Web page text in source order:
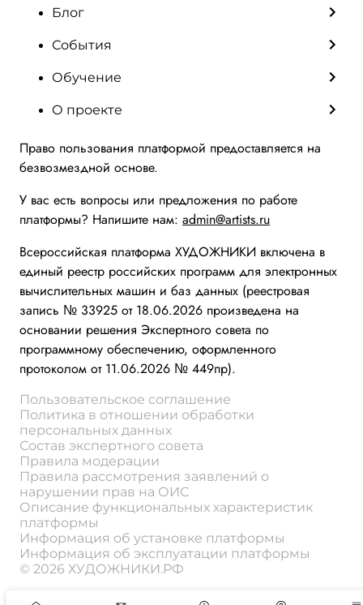
Блог
События
Обучение
О проекте
Право пользования платформой предоставляется на
безвозмездной основе.
У вас есть вопросы или предложения по работе
платформы? Напишите нам: admin@artists.ru
Всероссийская платформа ХУДОЖНИКИ включена в
единый реестр российских программ для электронных
вычислительных машин и баз данных (реестровая
запись № 33925 от 18.06.2026 произведена на
основании решения Экспертного совета по
программному обеспечению, оформленного
протоколом от 11.06.2026 № 449пр).
Пользовательское соглашение
Политика в отношении обработки
персональных данных
Состав экспертного совета
Правила модерации
Правила рассмотрения заявлений о
нарушении прав на ОИС
Описание функциональных характеристик
платформы
Информация об установке платформы
Информация об эксплуатации платформы
© 2026 ХУДОЖНИКИ.РФ